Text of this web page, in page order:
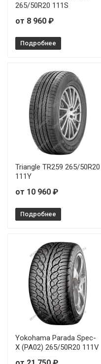
265/50R20 111S
от 8 960 ₽
Подробнее
Triangle TR259 265/50R20
111Y
от 10 960 ₽
Подробнее
Yokohama Parada Spec-
X (PA02) 265/50R20 111V